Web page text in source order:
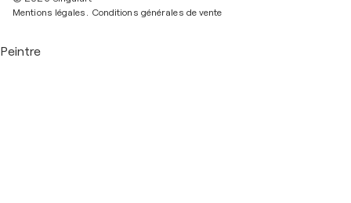
Mentions légales.
Conditions générales de vente
Peintre